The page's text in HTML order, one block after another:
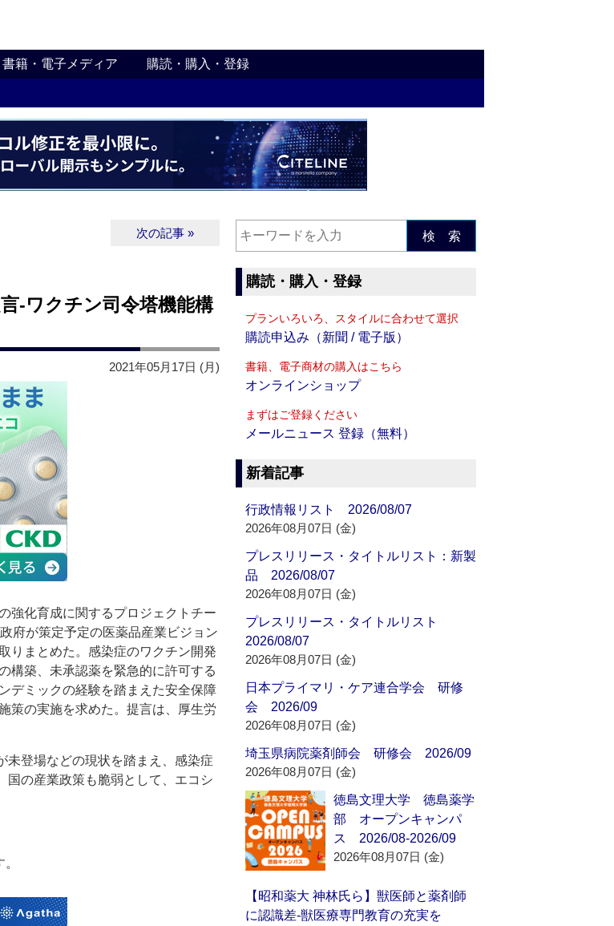
書籍・電子メディア 購読・購入・登録
次の記事 »
‐ワクチン司令塔機能構
2021年05月17日 (月)
強化育成に関するプロジェクトチー
府が策定予定の医薬品産業ビジョン
りまとめた。感染症のワクチン開発
構築、未承認薬を緊急的に許可する
デミックの経験を踏まえた安全保障
策の実施を求めた。提言は、厚生労
登場などの現状を踏まえ、感染症
国の産業政策も脆弱として、エコシ
検 索
購読・購入・登録
プランいろいろ、スタイルに合わせて選択
購読申込み（新聞 / 電子版）
書籍、電子商材の購入はこちら
オンラインショップ
まずはご登録ください
メールニュース 登録（無料）
新着記事
行政情報リスト 2026/08/07
2026年08月07日 (金)
プレスリリース・タイトルリスト：新製
品 2026/08/07
2026年08月07日 (金)
プレスリリース・タイトルリスト
2026/08/07
2026年08月07日 (金)
日本プライマリ・ケア連合学会 研修
会 2026/09
2026年08月07日 (金)
埼玉県病院薬剤師会 研修会 2026/09
2026年08月07日 (金)
徳島文理大学 徳島薬学
部 オープンキャンパ
ス 2026/08-2026/09
2026年08月07日 (金)
【昭和薬大 神林氏ら】獣医師と薬剤師
に認識差‐獣医療専門教育の充実を